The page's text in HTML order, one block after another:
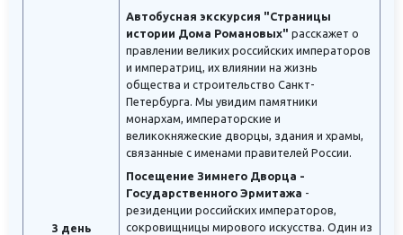
3 день
Автобусная экскурсия "Страницы
истории Дома Романовых" расскажет о
правлении великих российских императоров
и императриц, их влиянии на жизнь
общества и строительство Санкт-
Петербурга. Мы увидим памятники
монархам, императорские и
великокняжеские дворцы, здания и храмы,
связанные с именами правителей России.
Посещение Зимнего Дворца -
Государственного Эрмитажа -
резиденции российских императоров,
сокровищницы мирового искусства. Один из